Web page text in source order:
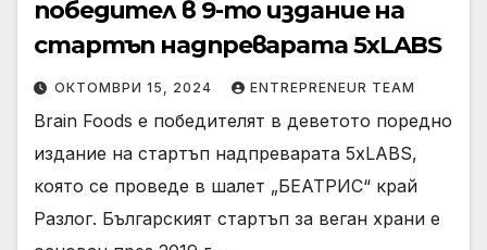
победител в 9-то издание на
стартъп надпреварата 5xLABS
ОКТОМВРИ 15, 2024 ENTREPRENEUR TEAM
Brain Foods е победителят в деветото поредно
издание на стартъп надпреварата 5xLABS,
която се проведе в шалет „БЕАТРИС“ край
Разлог. Българският стартъп за веган храни е